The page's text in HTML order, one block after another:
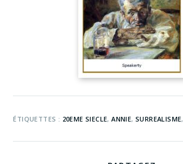
ÉTIQUETTES : 20EME SIECLE, ANNIE, SURREALISME,